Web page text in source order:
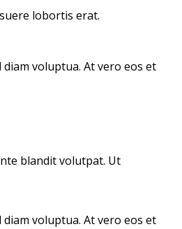
lobortis erat.
voluptua. At vero eos et
blandit volutpat. Ut
voluptua. At vero eos et